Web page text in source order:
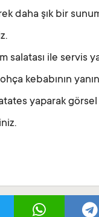
daha şık bir
salatası ile servis
kebabının
yaparak